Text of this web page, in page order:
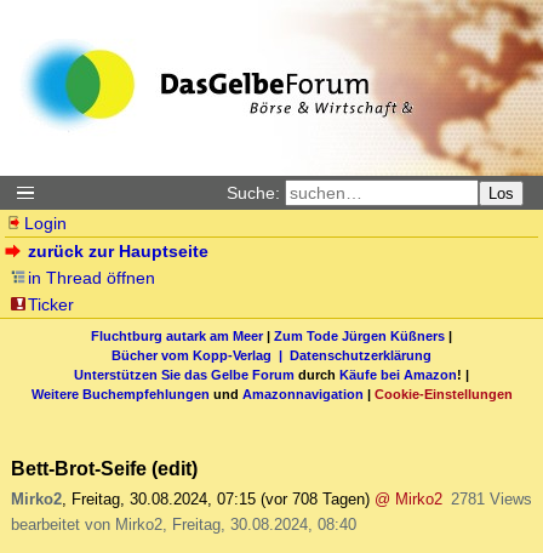
Suche: Los
Login
zurück zur Hauptseite
in Thread öffnen
Ticker
Fluchtburg autark am Meer| Zum Tode Jürgen Küßners |
Bücher vom Kopp-Verlag | Datenschutzerklärung
Unterstützen Sie das Gelbe Forum durch Käufe bei Amazon! |
Weitere Buchempfehlungen und Amazonnavigation | Cookie-Einstellungen
Bett-Brot-Seife (edit)
Mirko2, Freitag, 30.08.2024, 07:15 (vor 708 Tagen) @ Mirko2 2781 Views
bearbeitet von Mirko2, Freitag, 30.08.2024, 08:40